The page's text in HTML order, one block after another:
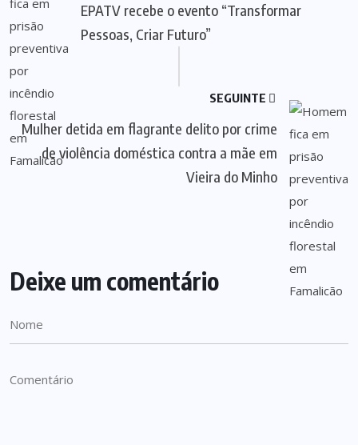
EPATV recebe o evento “Transformar
Pessoas, Criar Futuro”
SEGUINTE
Mulher detida em flagrante delito por crime
de violência doméstica contra a mãe em
Vieira do Minho
Deixe um comentário